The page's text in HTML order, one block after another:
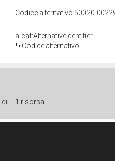
Codice alternativo 50020-
a-cat:AlternativeIdentifier
Codice alternativo
di 1 risorsa